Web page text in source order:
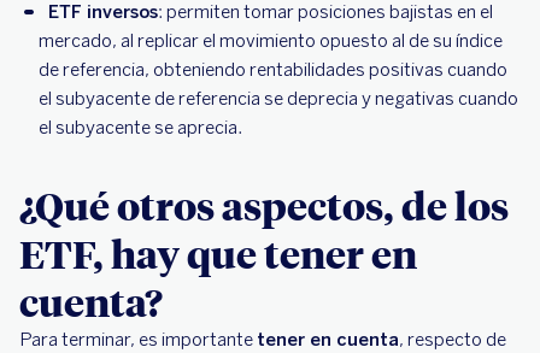
ETF inversos: permiten tomar posiciones bajistas en el
mercado, al replicar el movimiento opuesto al de su índice
de referencia, obteniendo rentabilidades positivas cuando
el subyacente de referencia se deprecia y negativas cuando
el subyacente se aprecia.
¿Qué otros aspectos, de los
ETF, hay que tener en
cuenta?
Para terminar, es importante tener en cuenta, respecto de